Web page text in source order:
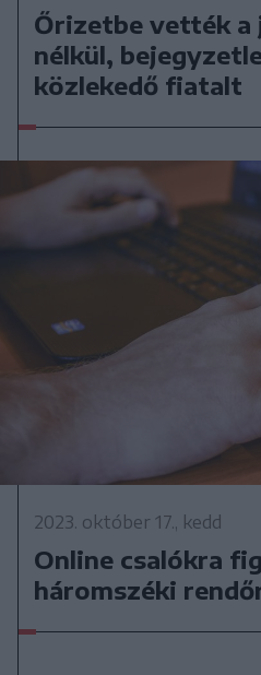
Őrizetbe vették a
nélkül,
közlekedő fiatalt
2023. október 17., kedd
Online csalókra
háromszéki